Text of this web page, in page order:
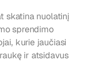
skatina nuolatinį
sprendimo
kurie jaučiasi
ir atsidavus